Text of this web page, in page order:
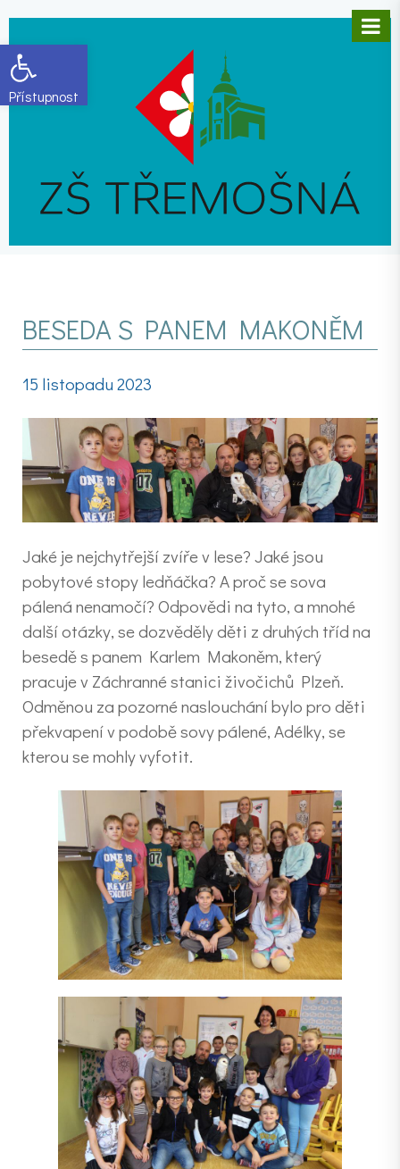
Open toolbar
BESEDA S PANEM MAKONĚM
15 listopadu 2023
Jaké je nejchytřejší zvíře v lese? Jaké jsou
pobytové stopy ledňáčka? A proč se sova
pálená nenamočí? Odpovědi na tyto, a mnohé
další otázky, se dozvěděly děti z druhých tříd na
besedě s panem Karlem Makoněm, který
pracuje v Záchranné stanici živočichů Plzeň.
Odměnou za pozorné naslouchání bylo pro děti
překvapení v podobě sovy pálené, Adélky, se
kterou se mohly vyfotit.